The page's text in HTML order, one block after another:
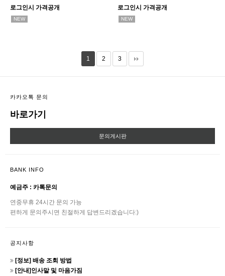
로그인시 가격공개
NEW
로그인시 가격공개
NEW
1 2 3
카카오톡 문의
바로가기
문의게시판
BANK INFO
예금주 : 카톡문의
연중무휴 24시간 문의 가능
편하게 문의주시면 친절하게 답변드리겠습니다:)
공지사항
[정보] 배송 조회 방법
[안내]인사말 및 마음가짐